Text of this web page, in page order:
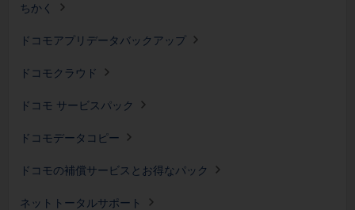
ちかく
ドコモアプリデータバックアップ
ドコモクラウド
ドコモ サービスパック
ドコモデータコピー
ドコモの補償サービスとお得なパック
ネットトータルサポート